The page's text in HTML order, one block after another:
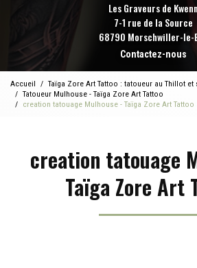
Les Graveurs de Kwenn
7-1 rue de la Source
68790 Morschwiller-le-
Contactez-nous
Accueil
Taïga Zore Art Tattoo : tatoueur au Thillot et
Tatoueur Mulhouse - Taïga Zore Art Tattoo
creation tatouage Mulhouse - Taïga Zore Art Tattoo
creation tatouage
Taïga Zore Art